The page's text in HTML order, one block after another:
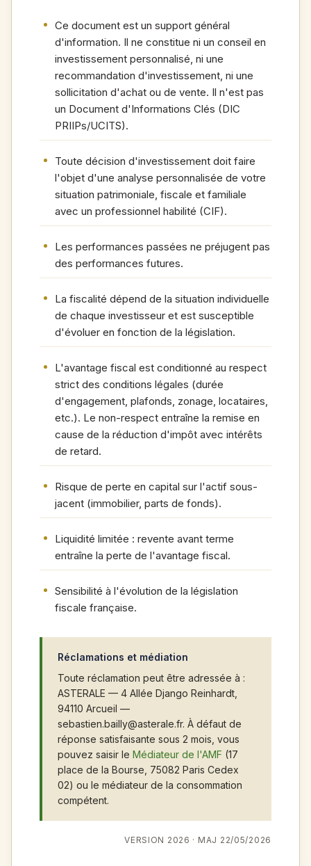
Ce document est un support général
d'information. Il ne constitue ni un conseil en
investissement personnalisé, ni une
recommandation d'investissement, ni une
sollicitation d'achat ou de vente. Il n'est pas
un Document d'Informations Clés (DIC
PRIIPs/UCITS).
Toute décision d'investissement doit faire
l'objet d'une analyse personnalisée de votre
situation patrimoniale, fiscale et familiale
avec un professionnel habilité (CIF).
Les performances passées ne préjugent pas
des performances futures.
La fiscalité dépend de la situation individuelle
de chaque investisseur et est susceptible
d'évoluer en fonction de la législation.
L'avantage fiscal est conditionné au respect
strict des conditions légales (durée
d'engagement, plafonds, zonage, locataires,
etc.). Le non-respect entraîne la remise en
cause de la réduction d'impôt avec intérêts
de retard.
Risque de perte en capital sur l'actif sous-
jacent (immobilier, parts de fonds).
Liquidité limitée : revente avant terme
entraîne la perte de l'avantage fiscal.
Sensibilité à l'évolution de la législation
fiscale française.
Réclamations et médiation
Toute réclamation peut être adressée à :
ASTERALE — 4 Allée Django Reinhardt,
94110 Arcueil —
sebastien.bailly@asterale.fr. À défaut de
réponse satisfaisante sous 2 mois, vous
pouvez saisir le Médiateur de l'AMF (17
place de la Bourse, 75082 Paris Cedex
02) ou le médiateur de la consommation
compétent.
VERSION 2026 · MAJ 22/05/2026